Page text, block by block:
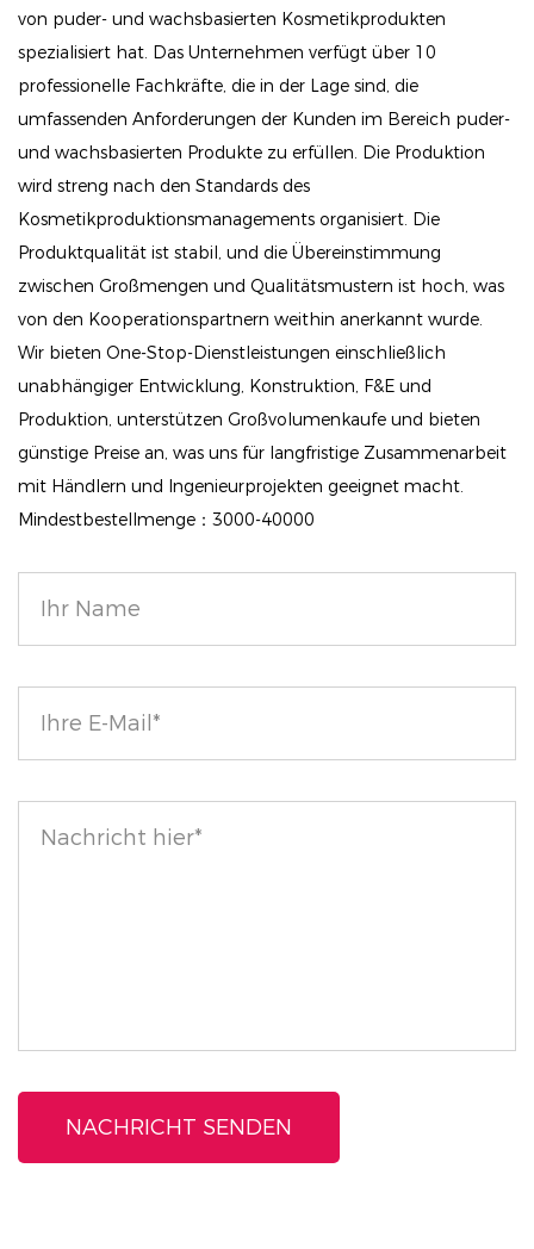
Natürliche Definition: Die gelbasierte Formel
die Kraft, wunderschön definierte Brauen zu kreieren,
die Ihre natürlichen Gesichtszüge betonen, ohne
übermäßig gezeichnet zu wirken.
All-in-One-Set: Dieses praktische Set enthält alles,
was Sie für professionelle Ergebnisse zu Hause
benötigen. Neben dem Wachs finden Sie einen
Applikatorpinsel, der das Formen und Stylen
Pflegende Inhaltsstoffe: Unser mit Bio-Komponenten
wie Rizinusöl angereichertes Wachs formt nicht nur
Ihre Brauen, sondern unterstützt auch ein gesundes
Wachstum und sorgt dafür, dass Ihre Brauen sowohl
Umfassende Augenbrauenpflege: Dieses vielseitige
Produkt ist perfekt für alle Ihre
Werkzeugen wie Pinseln, Pomade und Seife haben
Verbessern Sie Ihre Augenbrauen mit unserem
wasserfesten Augenbrauenwachs und genießen Sie
von puder- und wachsbasierten Kosmetikprodukten
spezialisiert hat. Das Unternehmen verfügt über 10
professionelle Fachkräfte, die in der Lage sind, die
umfassenden Anforderungen der Kunden im Bereich puder-
und wachsbasierten Produkte zu erfüllen. Die Produktion
wird streng nach den Standards des
Kosmetikproduktionsmanagements organisiert. Die
Produktqualität ist stabil, und die Übereinstimmung
zwischen Großmengen und Qualitätsmustern ist hoch, was
von den Kooperationspartnern weithin anerkannt wurde.
Wir bieten One-Stop-Dienstleistungen einschließlich
unabhängiger Entwicklung, Konstruktion, F&E und
Produktion, unterstützen Großvolumenkaufe und bieten
günstige Preise an, was uns für langfristige Zusammenarbeit
mit Händlern und Ingenieurprojekten geeignet macht.
Mindestbestellmenge：3000-40000